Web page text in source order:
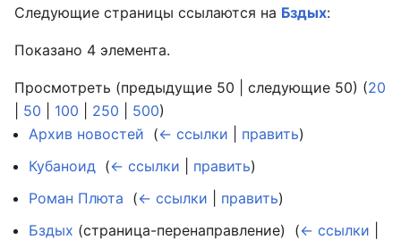
Следующие страницы ссылаются на Бздых:
Показано 4 элемента.
Просмотреть (предыдущие 50 | следующие 50) (20
50 100 250 500)
Архив новостей (← ссылки править)
Кубаноид (← ссылки править)
Роман Плюта (← ссылки править)
Бздых (страница-перенаправление) ‎ (← ссылки